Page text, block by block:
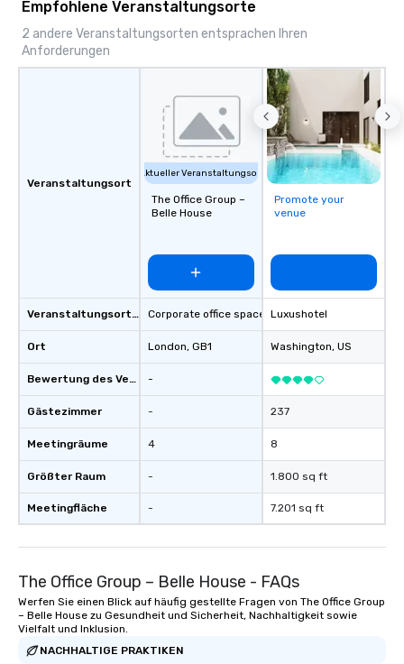
Empfohlene Veranstaltungsorte
2 andere Veranstaltungsorten entsprachen Ihren
Anforderungen
Veranstaltungsort
Veranstaltungsortstyp
Ort
Bewertung des Veranstaltungsortes
Gästezimmer
Meetingräume
Größter Raum
Meetingfläche
Aktueller Veranstaltungsort
The Office Group –
Belle House
Corporate office space
London, GB1
-
-
4
-
-
Promote your
venue
Luxushotel
Washington, US
237
8
1.800 sq ft
7.201 sq ft
The Office Group – Belle House - FAQs
Werfen Sie einen Blick auf häufig gestellte Fragen von The Office Group
– Belle House zu Gesundheit und Sicherheit, Nachhaltigkeit sowie
Vielfalt und Inklusion.
NACHHALTIGE PRAKTIKEN